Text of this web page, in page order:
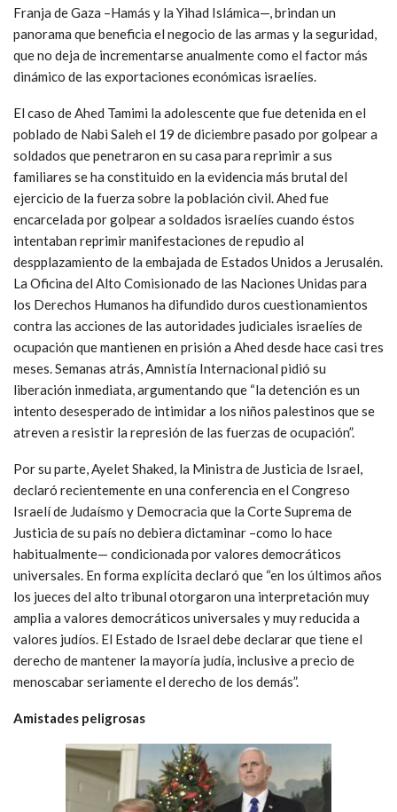
Franja de Gaza –Hamás y la Yihad Islámica—, brindan un
panorama que beneficia el negocio de las armas y la seguridad,
que no deja de incrementarse anualmente como el factor más
dinámico de las exportaciones económicas israelíes.
El caso de Ahed Tamimi la adolescente que fue detenida en el
poblado de Nabi Saleh el 19 de diciembre pasado por golpear a
soldados que penetraron en su casa para reprimir a sus
familiares se ha constituido en la evidencia más brutal del
ejercicio de la fuerza sobre la población civil. Ahed fue
encarcelada por golpear a soldados israelíes cuando éstos
intentaban reprimir manifestaciones de repudio al
despplazamiento de la embajada de Estados Unidos a Jerusalén.
La Oficina del Alto Comisionado de las Naciones Unidas para
los Derechos Humanos ha difundido duros cuestionamientos
contra las acciones de las autoridades judiciales israelíes de
ocupación que mantienen en prisión a Ahed desde hace casi tres
meses. Semanas atrás, Amnistía Internacional pidió su
liberación inmediata, argumentando que “la detención es un
intento desesperado de intimidar a los niños palestinos que se
atreven a resistir la represión de las fuerzas de ocupación”.
Por su parte, Ayelet Shaked, la Ministra de Justicia de Israel,
declaró recientemente en una conferencia en el Congreso
Israelí de Judaísmo y Democracia que la Corte Suprema de
Justicia de su país no debiera dictaminar –como lo hace
habitualmente— condicionada por valores democráticos
universales. En forma explícita declaró que “en los últimos años
los jueces del alto tribunal otorgaron una interpretación muy
amplia a valores democráticos universales y muy reducida a
valores judíos. El Estado de Israel debe declarar que tiene el
derecho de mantener la mayoría judía, inclusive a precio de
menoscabar seriamente el derecho de los demás”.
Amistades peligrosas